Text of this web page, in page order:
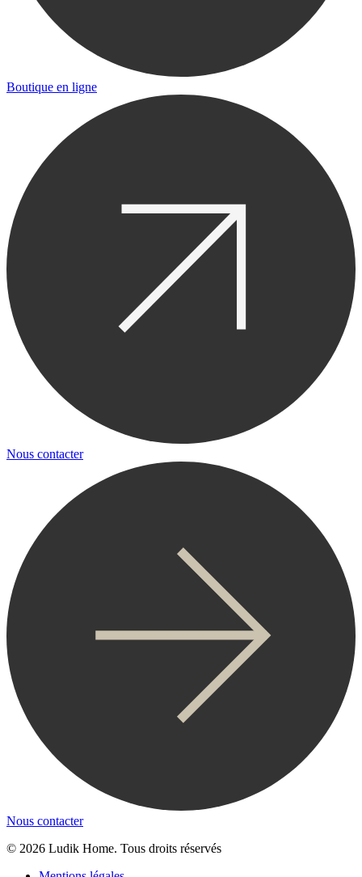
Boutique en ligne
Nous contacter
Nous contacter
© 2026 Ludik Home. Tous droits réservés